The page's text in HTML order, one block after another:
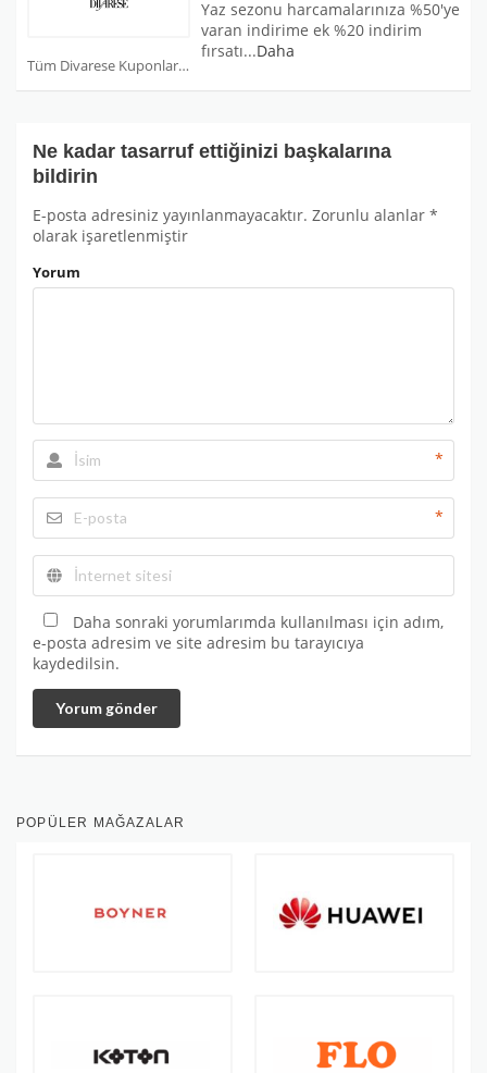
Tüm Divarese Kuponları
Yaz sezonu harcamalarınıza %50'ye
varan indirime ek %20 indirim
fırsatı...Daha
Ne kadar tasarruf ettiğinizi başkalarına
bildirin
E-posta adresiniz yayınlanmayacaktır. Zorunlu alanlar *
olarak işaretlenmiştir
Yorum
*
*
Daha sonraki yorumlarımda kullanılması için adım,
e-posta adresim ve site adresim bu tarayıcıya
kaydedilsin.
Yorum gönder
POPÜLER MAĞAZALAR